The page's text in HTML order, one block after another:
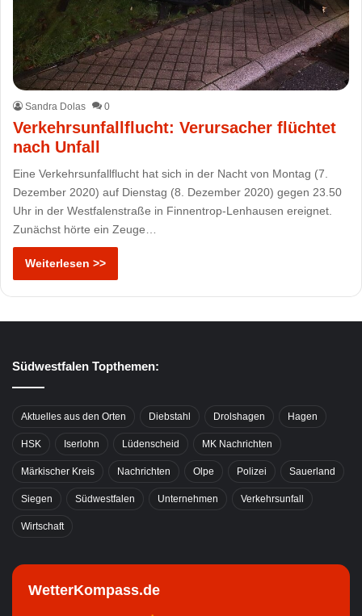
Sandra Dolas 0
Verkehrsunfallflucht: Verursacher flüchtet
nach Unfall
Eine Verkehrsunfallflucht hat sich in der Nacht von Montag (7.
Dezember 2020) auf Dienstag (8. Dezember 2020) gegen 23.50
Uhr in der Westfalenstraße in Finnentrop-Lenhausen ereignet.
Zunächst hörte ein Zeuge…
Weiterlesen >>
Südwestfalen Topthemen:
Aktuelles aus den Orten Diebstahl Drolshagen Hagen
HSK Iserlohn Lüdenscheid MK Nachrichten
Märkischer Kreis Nachrichten Olpe Polizei Sauerland
Siegen Südwestfalen Unternehmen Verkehrsunfall
Wirtschaft
WetterKompass.de